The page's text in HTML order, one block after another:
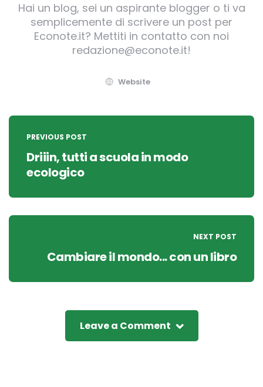
Hai un blog, sei un aspirante blogger o ti va
semplicemente di scrivere un post per
Econote.it? Mettiti in contatto con noi
redazione@econote.it!
Website
Post
navigation
PREVIOUS POST
Driiin, tutti a scuola in modo
ecologico
NEXT POST
Cambiare il mondo... con un libro
Leave a Comment